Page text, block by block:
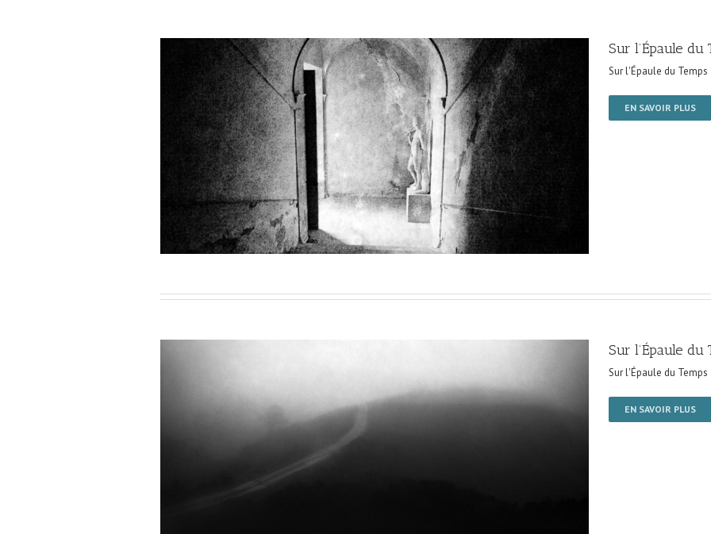
Sur l’Épaule du
Sur l'Épaule du Temps
EN SAVOIR PLUS
Sur l’Épaule du
Sur l'Épaule du Temps
EN SAVOIR PLUS